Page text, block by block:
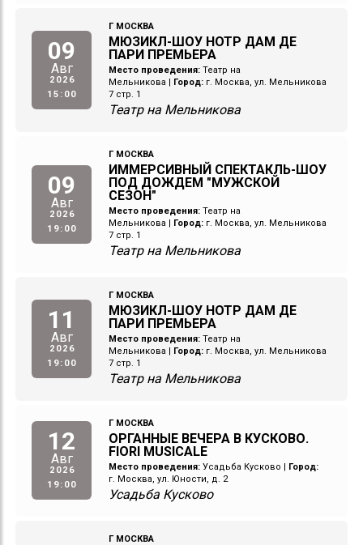
09
Авг
2026
15:00
Г МОСКВА
МЮЗИКЛ-ШОУ НОТР ДАМ ДЕ
ПАРИ ПРЕМЬЕРА
Место проведения: Театр на
Мельникова | Город: г. Москва, ул. Мельникова
7 стр. 1
Театр на Мельникова
09
Авг
2026
19:00
Г МОСКВА
ИММЕРСИВНЫЙ СПЕКТАКЛЬ-ШОУ
ПОД ДОЖДЕМ "МУЖСКОЙ
СЕЗОН"
Место проведения: Театр на
Мельникова | Город: г. Москва, ул. Мельникова
7 стр. 1
Театр на Мельникова
11
Авг
2026
19:00
Г МОСКВА
МЮЗИКЛ-ШОУ НОТР ДАМ ДЕ
ПАРИ ПРЕМЬЕРА
Место проведения: Театр на
Мельникова | Город: г. Москва, ул. Мельникова
7 стр. 1
Театр на Мельникова
12
Авг
2026
19:00
Г МОСКВА
ОРГАННЫЕ ВЕЧЕРА В КУСКОВО.
FIORI MUSICALE
Место проведения: Усадьба Кусково | Город:
г. Москва, ул. Юности, д. 2
Усадьба Кусково
Г МОСКВА